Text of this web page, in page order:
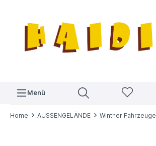
Menü
Home AUSSENGELÄNDE Winther Fahrzeuge